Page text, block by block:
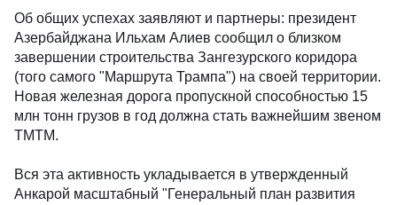
Об общих успехах заявляют и партнеры: президент
Азербайджана Ильхам Алиев сообщил о близком
завершении строительства Зангезурского коридора
(того самого "Маршрута Трампа") на своей территории.
Новая железная дорога пропускной способностью 15
млн тонн грузов в год должна стать важнейшим звеном
ТМТМ.
Вся эта активность укладывается в утвержденный
Анкарой масштабный "Генеральный план развития